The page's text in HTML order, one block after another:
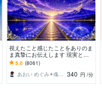
視えたこと感じたことをありのま
ま真摯にお伝えします 現実とス
ピリチュアルを繋ぐ鑑定であなた
の心に寄り添います
5.0 (8061)
あおい めぐみ✴︎魂の声伝達屋さん 340 円 /分